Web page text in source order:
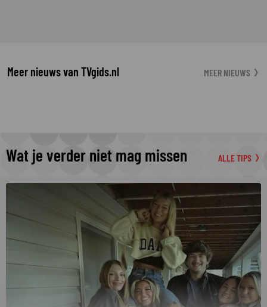
Meer nieuws van TVgids.nl MEER NIEUWS
Wat je verder niet mag missen ALLE TIPS